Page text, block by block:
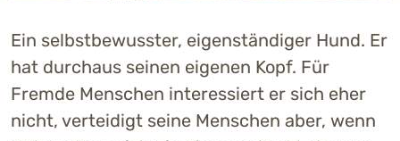
Ein selbstbewusster, eigenständiger Hund. Er
hat durchaus seinen eigenen Kopf. Für
Fremde Menschen interessiert er sich eher
nicht, verteidigt seine Menschen aber, wenn